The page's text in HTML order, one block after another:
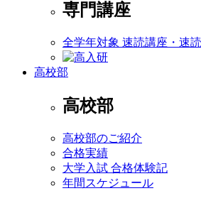
専門講座
全学年対象 速読講座・速
高校部
高校部
高校部のご紹介
合格実績
大学入試 合格体験記
年間スケジュール